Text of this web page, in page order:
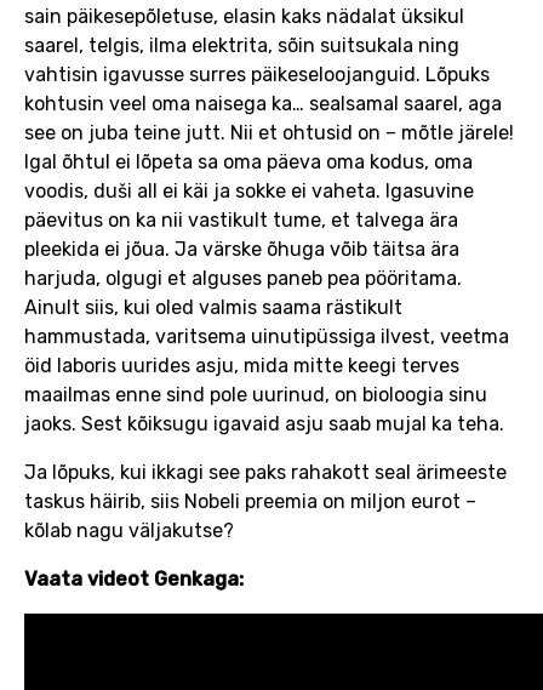
sain päikesepõletuse, elasin kaks nädalat üksikul
saarel, telgis, ilma elektrita, sõin suitsukala ning
vahtisin igavusse surres päikeseloojanguid. Lõpuks
kohtusin veel oma naisega ka… sealsamal saarel, aga
see on juba teine jutt. Nii et ohtusid on – mõtle järele!
Igal õhtul ei lõpeta sa oma päeva oma kodus, oma
voodis, duši all ei käi ja sokke ei vaheta. Igasuvine
päevitus on ka nii vastikult tume, et talvega ära
pleekida ei jõua. Ja värske õhuga võib täitsa ära
harjuda, olgugi et alguses paneb pea pööritama.
Ainult siis, kui oled valmis saama rästikult
hammustada, varitsema uinutipüssiga ilvest, veetma
öid laboris uurides asju, mida mitte keegi terves
maailmas enne sind pole uurinud, on bioloogia sinu
jaoks. Sest kõiksugu igavaid asju saab mujal ka teha.
Ja lõpuks, kui ikkagi see paks rahakott seal ärimeeste
taskus häirib, siis Nobeli preemia on miljon eurot –
kõlab nagu väljakutse?
Vaata videot Genkaga: